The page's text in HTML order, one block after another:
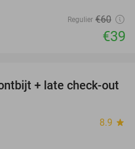
Regulier €60
€39
41%
+ late check-out
8.9 star